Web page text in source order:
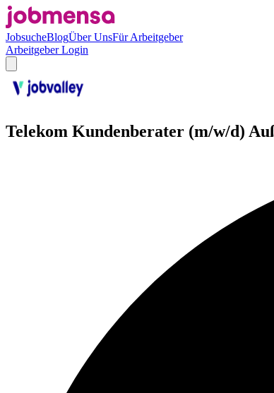
JobsucheBlogÜber UnsFür Arbeitgeber
Arbeitgeber Login
Telekom Kundenberater (m/w/d)